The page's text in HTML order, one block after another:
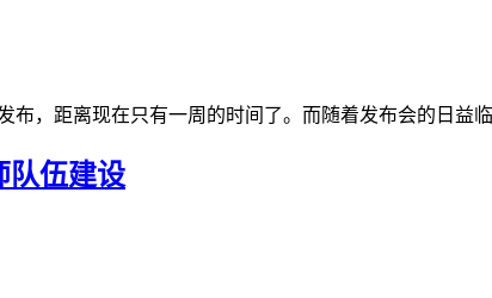
布，距离现在只有一周的时间了。而随着发布会的日益
队伍建设